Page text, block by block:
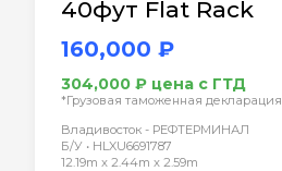
40фут Flat Rack
160,000 ₽
304,000 ₽ цена с ГТД
*Грузовая таможенная декларация
Владивосток - РЕФТЕРМИНАЛ
Б/У • HLXU6691787
12.19m x 2.44m x 2.59m